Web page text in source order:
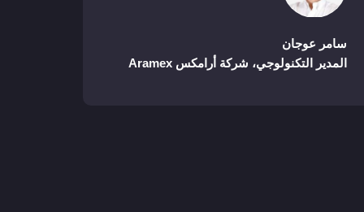
سامر عوجان
المدير التكنولوجي، شركة أرامكس Aramex